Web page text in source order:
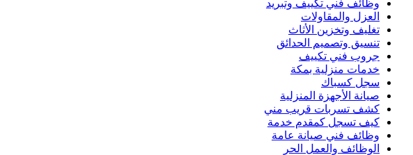
وظائف فني تكييف وتبريد
العزل والمقاولات
تغليف وتخزين الأثاث
تنسيق وتصميم الحدائق
جروب فني تكييف
خدمات منزلية بمكة
سجل كسباك
صيانة الأجهزة المنزلية
كشف تسربات قريب مني
كيف تسجل كمقدم خدمة
وظائف فني صيانة عامة
الوظائف والعمل الحر